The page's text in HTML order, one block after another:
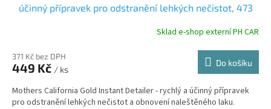
účinný přípravek pro odstranění lehkých nečistot, 473
Sklad e-shop externí PH CAR
371 Kč bez DPH
449 Kč / ks
Do košíku
Mothers California Gold Instant Detailer - rychlý a účinný přípravek
pro odstranění lehkých nečistot a obnovení naleštěného laku.